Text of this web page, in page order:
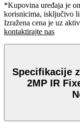
*Kupovina uređaja je
korisnicima, isključivo
Izražena cena je uz
kontaktirajte nas
Specifikacije
2MP IR